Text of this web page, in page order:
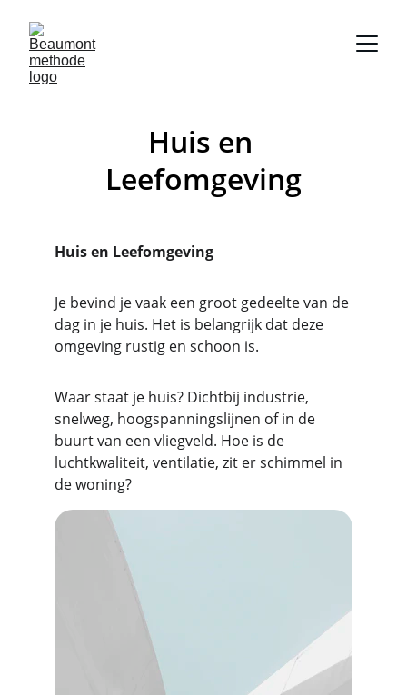
Huis en
Leefomgeving
Huis en Leefomgeving
Je bevind je vaak een groot gedeelte van de
dag in je huis. Het is belangrijk dat deze
omgeving rustig en schoon is.
Waar staat je huis? Dichtbij industrie,
snelweg, hoogspanningslijnen of in de
buurt van een vliegveld. Hoe is de
luchtkwaliteit, ventilatie, zit er schimmel in
de woning?